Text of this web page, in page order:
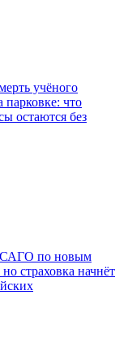
учёного
что
остаются без
по новым
страховка начнёт